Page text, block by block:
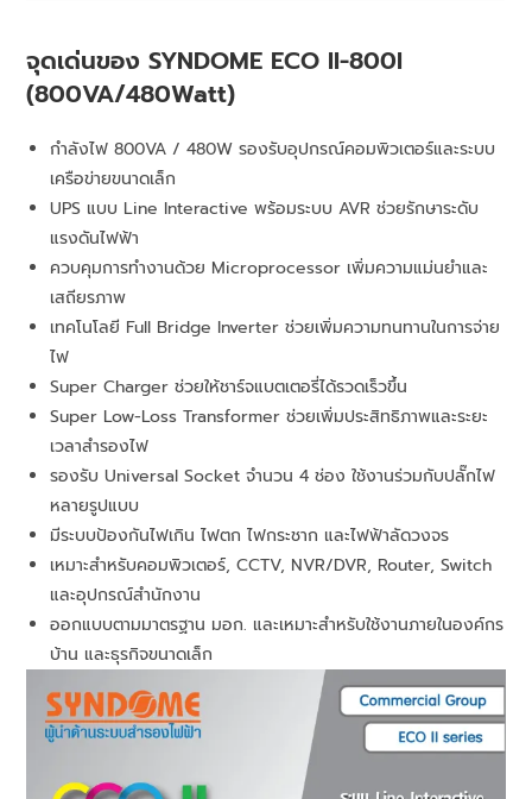
จุดเด่นของ SYNDOME ECO II-800I
(800VA/480Watt)
กำลังไฟ 800VA / 480W รองรับอุปกรณ์คอมพิวเตอร์และระบบ
เครือข่ายขนาดเล็ก
UPS แบบ Line Interactive พร้อมระบบ AVR ช่วยรักษาระดับ
แรงดันไฟฟ้า
ควบคุมการทำงานด้วย Microprocessor เพิ่มความแม่นยำและ
เสถียรภาพ
เทคโนโลยี Full Bridge Inverter ช่วยเพิ่มความทนทานในการจ่าย
ไฟ
Super Charger ช่วยให้ชาร์จแบตเตอรี่ได้รวดเร็วขึ้น
Super Low-Loss Transformer ช่วยเพิ่มประสิทธิภาพและระยะ
เวลาสำรองไฟ
รองรับ Universal Socket จำนวน 4 ช่อง ใช้งานร่วมกับปลั๊กไฟ
หลายรูปแบบ
มีระบบป้องกันไฟเกิน ไฟตก ไฟกระชาก และไฟฟ้าลัดวงจร
เหมาะสำหรับคอมพิวเตอร์, CCTV, NVR/DVR, Router, Switch
และอุปกรณ์สำนักงาน
ออกแบบตามมาตรฐาน มอก. และเหมาะสำหรับใช้งานภายในองค์กร
บ้าน และธุรกิจขนาดเล็ก